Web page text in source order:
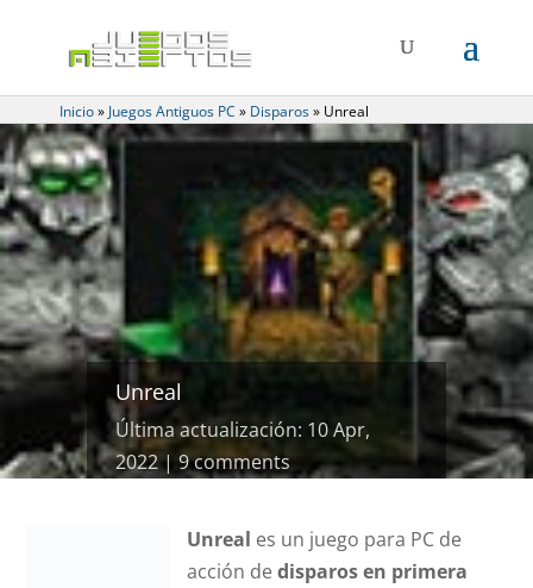
Inicio» Juegos Antiguos PC » Disparos» Unreal
Unreal
Última actualización: 10 Apr,
2022
9 comments
Unreal es un juego para PC de
acción dedisparos en primera